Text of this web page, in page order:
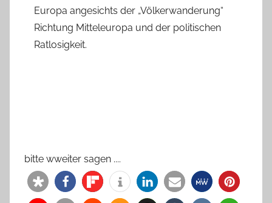
Europa angesichts der „Völkerwanderung“
Richtung Mitteleuropa und der politischen
Ratlosigkeit.
bitte wweiter sagen ....